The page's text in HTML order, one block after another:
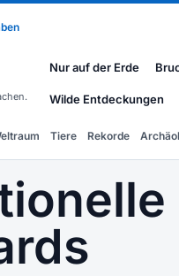
Nur auf der Erde
Wilde Entdeckungen
Tiere Rekorde